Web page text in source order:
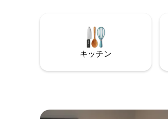
ームを備えています。 滞在中は、広々と
した共用スペースでくつろいでくださ
い。広々としたリビングとブロックス
リートを見下ろすモーニングルームを
キッチン